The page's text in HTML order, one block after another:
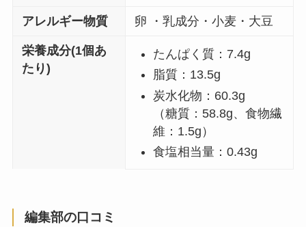
アレルギー物質 卵 ・乳成分・小麦・大豆
栄養成分(1個あ
たり)
たんぱく質：7.4g
脂質：13.5g
炭水化物：60.3g
（糖質：58.8g、食物繊
維：1.5g）
食塩相当量：0.43g
編集部の口コミ